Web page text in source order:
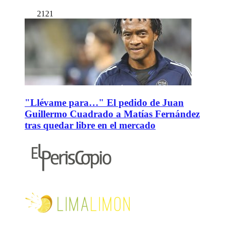
2121
"Llévame para…" El pedido de Juan
Guillermo Cuadrado a Matías Fernández
tras quedar libre en el mercado